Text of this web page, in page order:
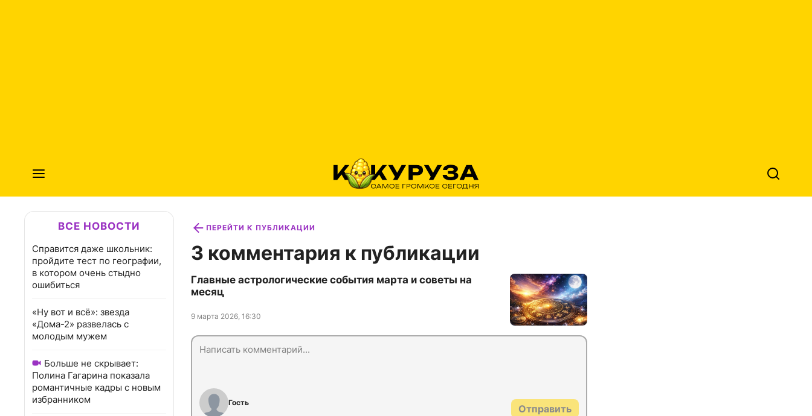
ВСЕ НОВОСТИ
Справится даже школьник:
пройдите тест по географии,
в котором очень стыдно
ошибиться
«Ну вот и всё»: звезда
«Дома-2» развелась с
молодым мужем
Больше не скрывает:
Полина Гагарина показала
романтичные кадры с новым
избранником
ПЕРЕЙТИ К ПУБЛИКАЦИИ
3 комментария к публикации
Главные астрологические события марта и советы на
месяц
9 марта 2026, 16:30
Гость
Отправить